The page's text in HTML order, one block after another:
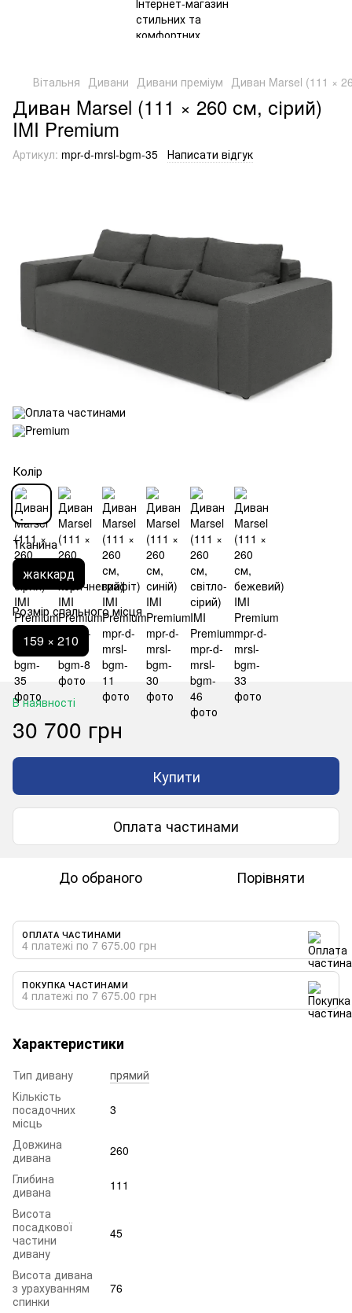
Вітальня Дивани Дивани преміум Диван Marsel (111 ×
Диван Marsel (111 × 260 см, сірий)
IMI Premium
Артикул: mpr-d-mrsl-bgm-35 Написати відгук
Колір
Тканина
жаккард
Розмір спального місця
159 × 210
В наявності
30 700 грн
Купити
Оплата частинами
До обраного Порівняти
ОПЛАТА ЧАСТИНАМИ
4 платежі по 7 675.00 грн
ПОКУПКА ЧАСТИНАМИ
4 платежі по 7 675.00 грн
Характеристики
Тип дивану
прямий
Кількість
посадочних
місць
3
Довжина
дивана
260
Глибина
дивана
111
Висота
посадкової
частини
дивану
45
Висота дивана
з урахуванням
спинки
76